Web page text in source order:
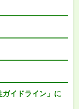
ガイドライン」に